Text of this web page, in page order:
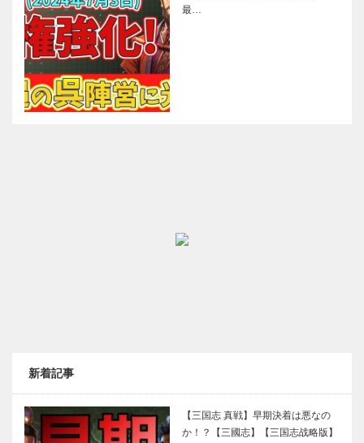
最…
新着記事
【三国志 真戦】早期決着は悪なの
か！？【三國志】【三国志战略版】